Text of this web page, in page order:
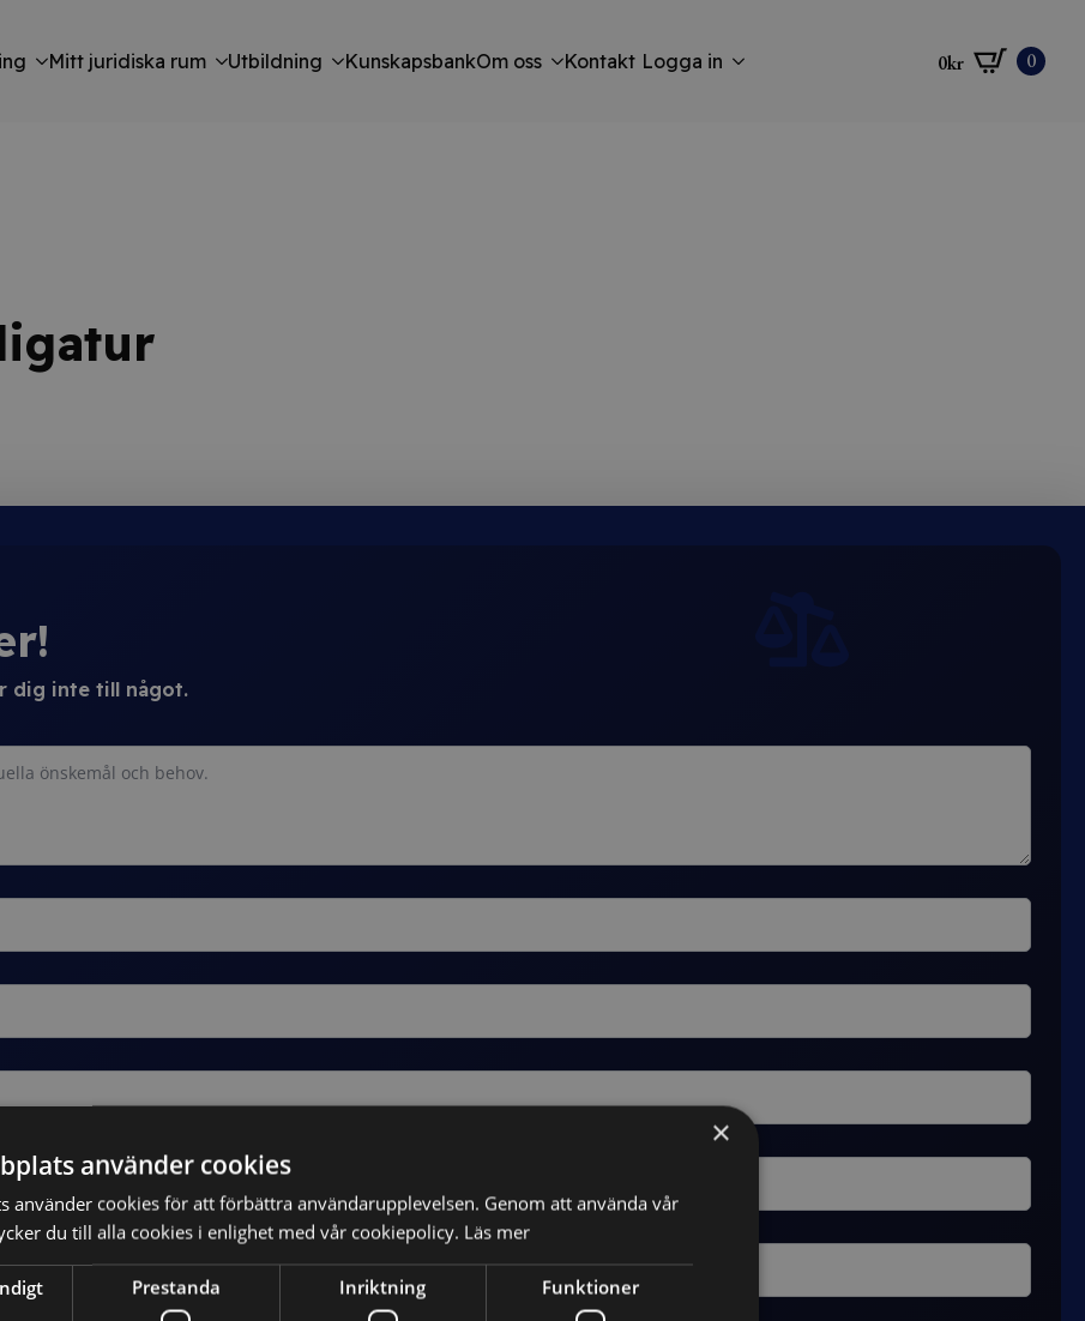
Mitt juridiska rum Utbildning KunskapsbankOm oss Kontakt Logga in 0kr 0
dig inte till något.
×
använder cookies
använder cookies för att förbättra användarupplevelsen. Genom att använda vår
du till alla cookies i enlighet med vår cookiepolicy. Läs mer
Prestanda Inriktning Funktioner